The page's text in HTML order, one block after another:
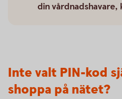
din
Inte valt PIN-kod
shoppa på nätet?